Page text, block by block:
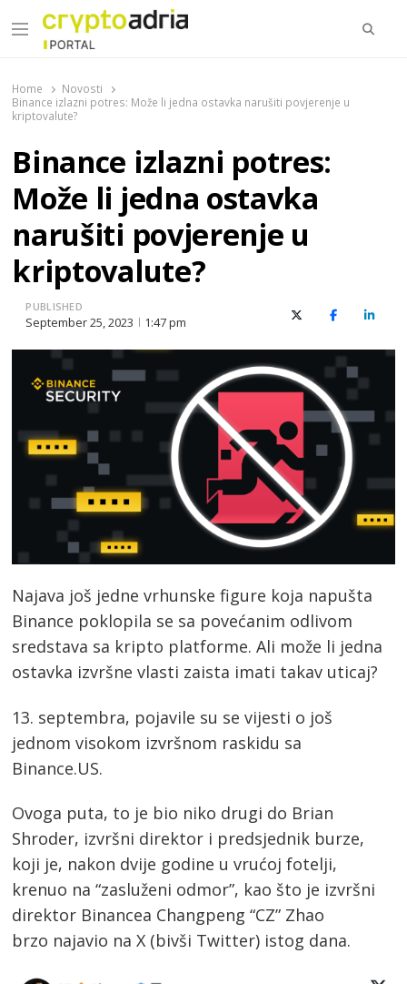
Menu
Home
Novosti
Binance izlazni potres: Može li jedna ostavka narušiti povjerenje u
kriptovalute?
Binance izlazni potres:
Može li jedna ostavka
narušiti povjerenje u
kriptovalute?
PUBLISHED
September 25, 2023 1:47 pm X (Twitter)Facebook
Najava još jedne vrhunske figure koja napušta
Binance poklopila se sa povećanim odlivom
sredstava sa kripto platforme. Ali može li jedna
ostavka izvršne vlasti zaista imati takav uticaj?
13. septembra, pojavile su se vijesti o još
jednom visokom izvršnom raskidu sa
Binance.US.
Ovoga puta, to je bio niko drugi do Brian
Shroder, izvršni direktor i predsjednik burze,
koji je, nakon dvije godine u vrućoj fotelji,
krenuo na “zasluženi odmor”, kao što je izvršni
direktor Binancea Changpeng “CZ” Zhao
brzo najavio na X (bivši Twitter) istog dana.